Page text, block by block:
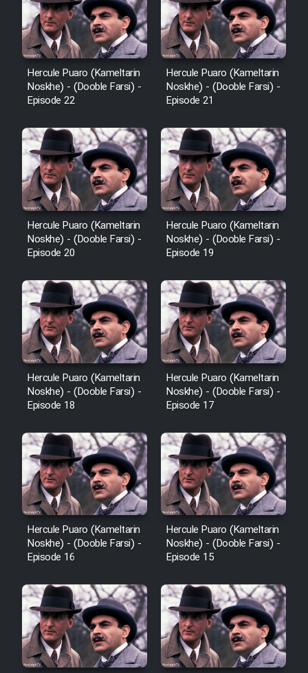
Hercule Puaro (Kameltarin
Noskhe) - (Dooble Farsi) -
Episode 22
Hercule Puaro (Kameltarin
Noskhe) - (Dooble Farsi) -
Episode 21
Hercule Puaro (Kameltarin
Noskhe) - (Dooble Farsi) -
Episode 20
Hercule Puaro (Kameltarin
Noskhe) - (Dooble Farsi) -
Episode 19
Hercule Puaro (Kameltarin
Noskhe) - (Dooble Farsi) -
Episode 18
Hercule Puaro (Kameltarin
Noskhe) - (Dooble Farsi) -
Episode 17
Hercule Puaro (Kameltarin
Noskhe) - (Dooble Farsi) -
Episode 16
Hercule Puaro (Kameltarin
Noskhe) - (Dooble Farsi) -
Episode 15